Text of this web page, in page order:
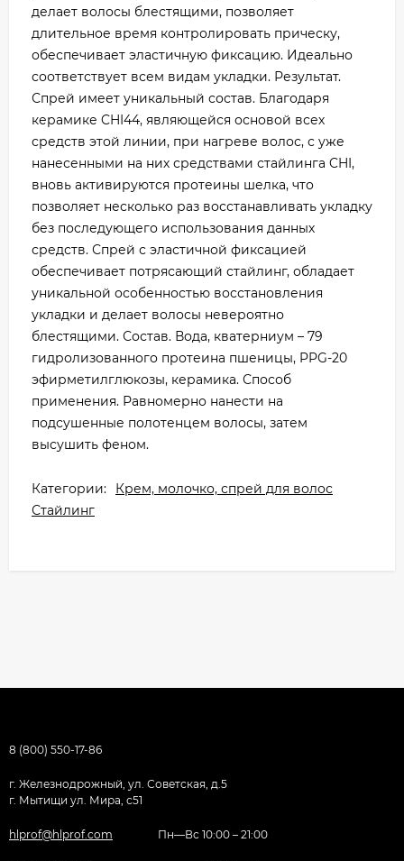
делает волосы блестящими, позволяет
длительное время контролировать прическу,
обеспечивает эластичную фиксацию. Идеально
соответствует всем видам укладки. Результат.
Спрей имеет уникальный состав. Благодаря
керамике CHI44, являющейся основой всех
средств этой линии, при нагреве волос, с уже
нанесенными на них средствами стайлинга CHI,
вновь активируются протеины шелка, что
позволяет несколько раз восстанавливать укладку
без последующего использования данных
средств. Спрей с эластичной фиксацией
обеспечивает потрясающий стайлинг, обладает
уникальной особенностью восстановления
укладки и делает волосы невероятно
блестящими. Состав. Вода, кватерниум – 79
гидролизованного протеина пшеницы, PPG-20
эфирметилглюкозы, керамика. Способ
применения. Равномерно нанести на
подсушенные полотенцем волосы, затем
высушить феном.
Категории:
Крем, молочко, спрей для волос
Стайлинг
8 (800) 550-17-86
г. Железнодрожный, ул. Советская, д.5
г. Мытищи ул. Мира, с51
hlprof@hlprof.com Пн—Вс 10:00 – 21:00